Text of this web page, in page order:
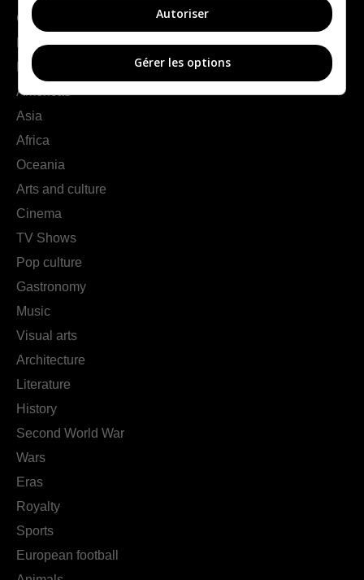
Geography
France
Europe
Americas
Asia
Africa
Oceania
Arts and culture
Cinema
TV Shows
Pop culture
Gastronomy
Music
Visual arts
Architecture
Literature
History
Second World War
Wars
Eras
Royalty
Sports
European football
Autoriser
Gérer les options